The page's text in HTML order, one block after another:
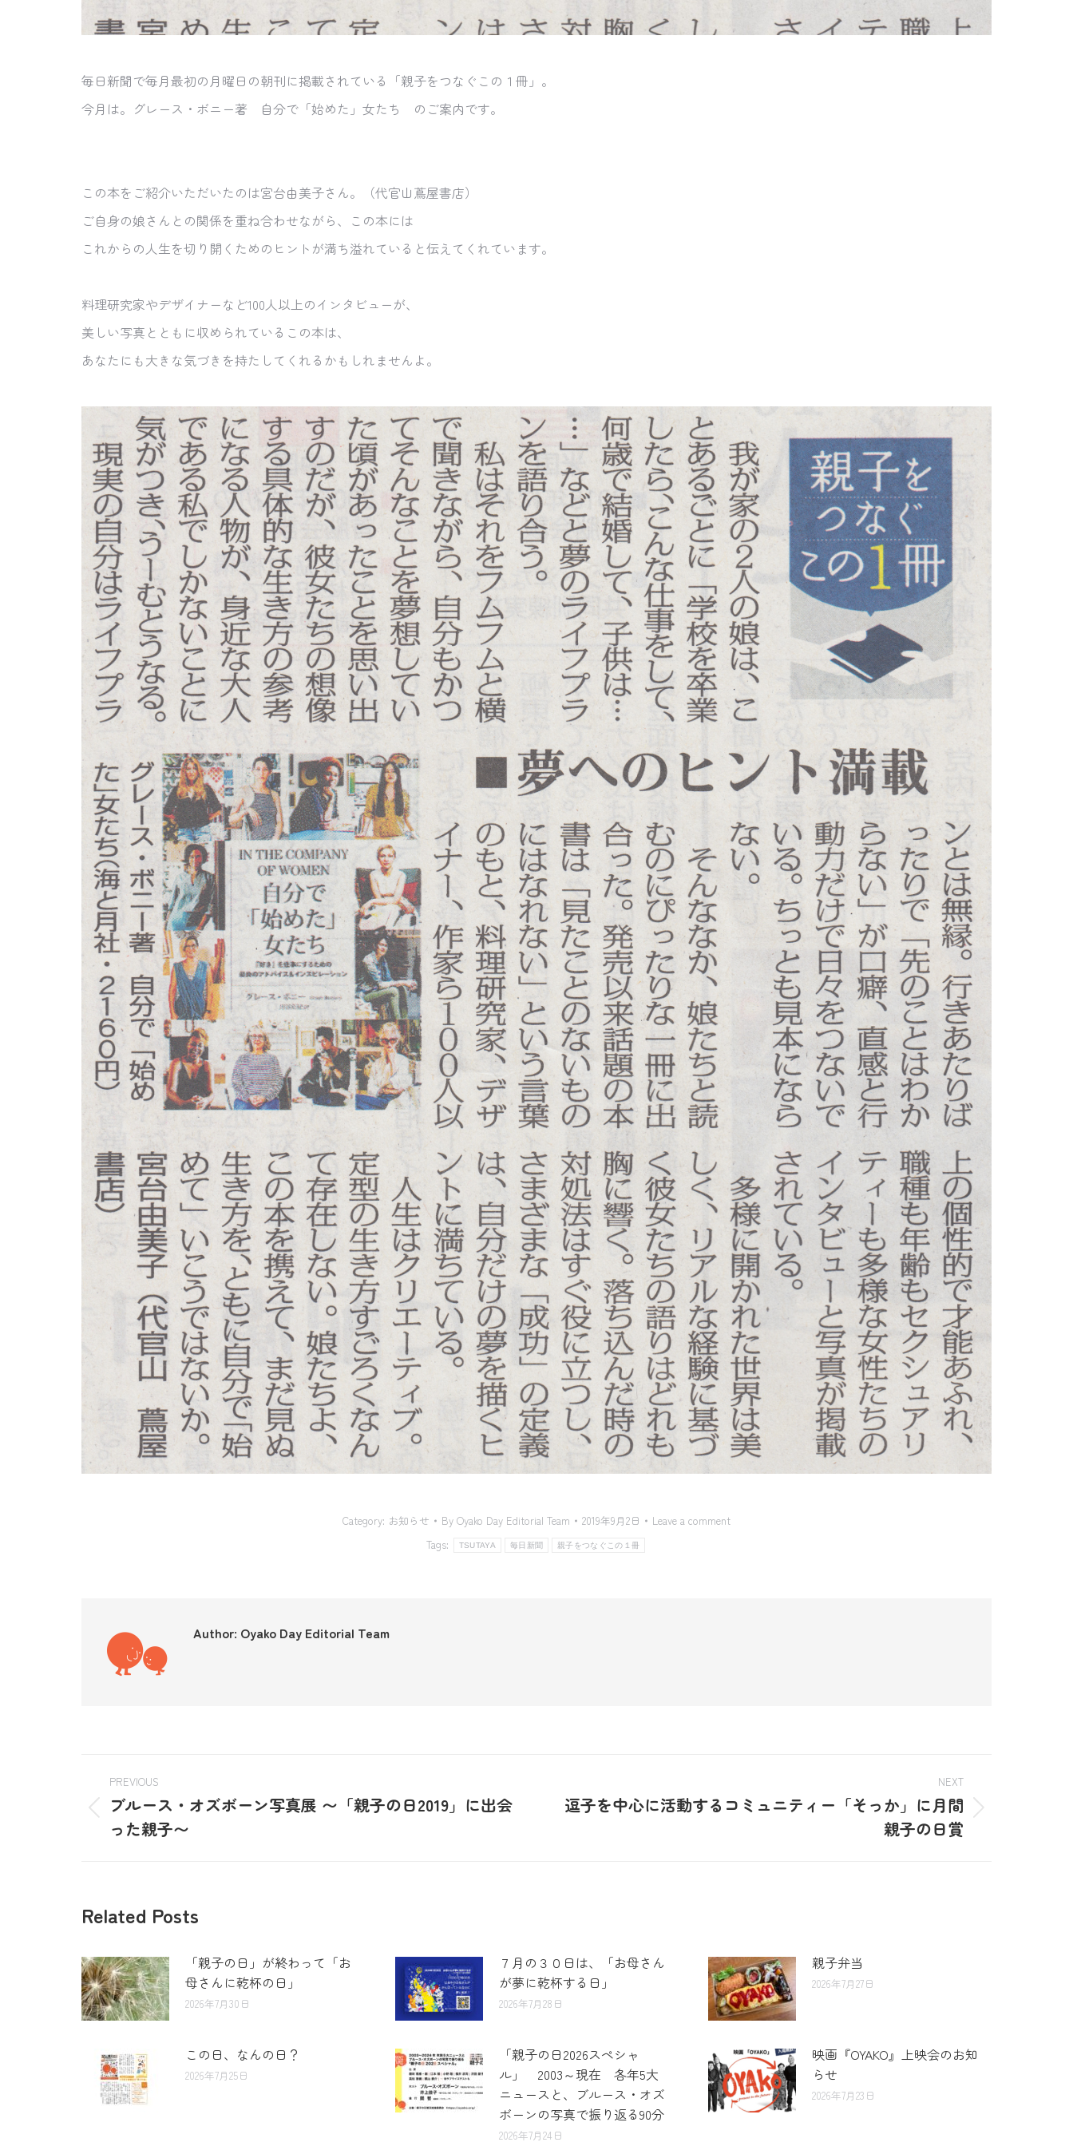
毎日新聞で毎月最初の月曜日の朝刊に掲載されている「親子をつなぐこの１冊」。
今月は。グレース・ボニー著 自分で「始めた」女たち のご案内です。
この本をご紹介いただいたのは宮台由美子さん。（代官山蔦屋書店）
ご自身の娘さんとの関係を重ね合わせながら、この本には
これからの人生を切り開くためのヒントが満ち溢れていると伝えてくれています。
料理研究家やデザイナーなど100人以上のインタビューが、
美しい写真とともに収められているこの本は、
あなたにも大きな気づきを持たしてくれるかもしれませんよ。
Category: お知らせ By Oyako Day Editorial Team 2019年9月2日
Leave a comment
Tags:
TSUTAYA 毎日新聞 親子をつなぐこの１冊
Author: Oyako Day Editorial Team
PREVIOUS
ブルース・オズボーン写真展 〜「親子の日2019」に出会
った親子〜
NEXT
逗子を中心に活動するコミュニティー「そっか」に月間
親子の日賞
Related Posts
「親子の日」が終わって「お
母さんに乾杯の日」
2026年7月30日
７月の３０日は、「お母さん
が夢に乾杯する日」
2026年7月28日
親子弁当
2026年7月27日
この日、なんの日？
2026年7月25日
「親子の日2026スペシャ
ル」 2003～現在 各年5大
ニュースと、ブルース・オズ
ボーンの写真で振り返る90分
2026年7月24日
映画『OYAKO』上映会のお知
らせ
2026年7月23日